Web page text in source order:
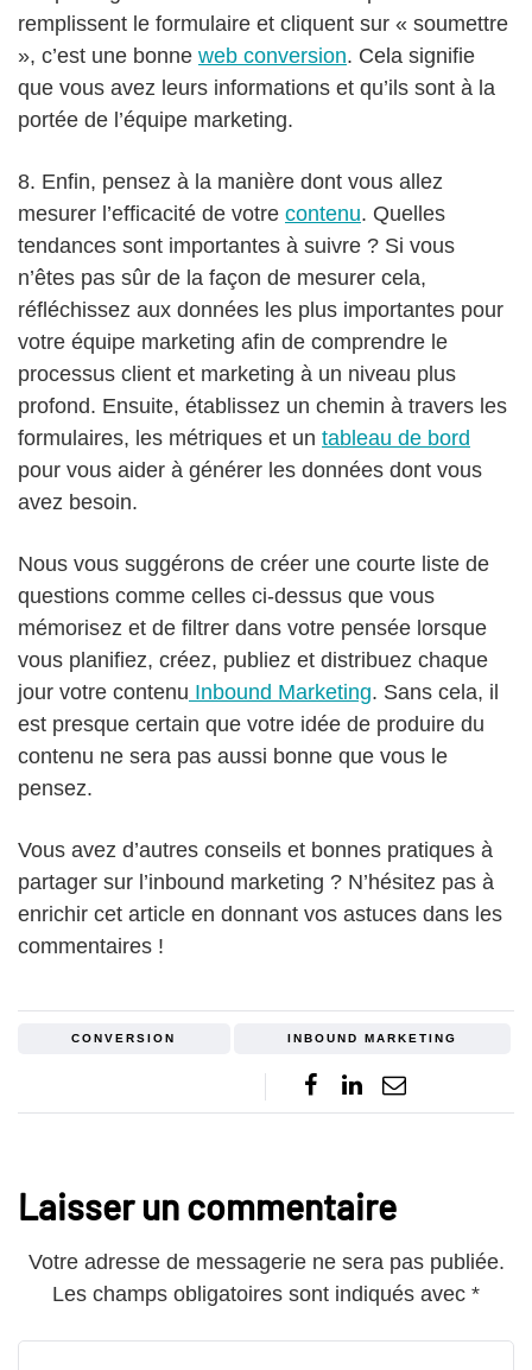
remplissent le formulaire et cliquent sur « soumettre
», c’est une bonne web conversion. Cela signifie
que vous avez leurs informations et qu’ils sont à la
portée de l’équipe marketing.
8. Enfin, pensez à la manière dont vous allez
mesurer l’efficacité de votre contenu. Quelles
tendances sont importantes à suivre ? Si vous
n’êtes pas sûr de la façon de mesurer cela,
réfléchissez aux données les plus importantes pour
votre équipe marketing afin de comprendre le
processus client et marketing à un niveau plus
profond. Ensuite, établissez un chemin à travers les
formulaires, les métriques et un tableau de bord
pour vous aider à générer les données dont vous
avez besoin.
Nous vous suggérons de créer une courte liste de
questions comme celles ci-dessus que vous
mémorisez et de filtrer dans votre pensée lorsque
vous planifiez, créez, publiez et distribuez chaque
jour votre contenu Inbound Marketing. Sans cela, il
est presque certain que votre idée de produire du
contenu ne sera pas aussi bonne que vous le
pensez.
Vous avez d’autres conseils et bonnes pratiques à
partager sur l’inbound marketing ? N’hésitez pas à
enrichir cet article en donnant vos astuces dans les
commentaires !
CONVERSION INBOUND MARKETING
Laisser un commentaire
Votre adresse de messagerie ne sera pas publiée.
Les champs obligatoires sont indiqués avec *